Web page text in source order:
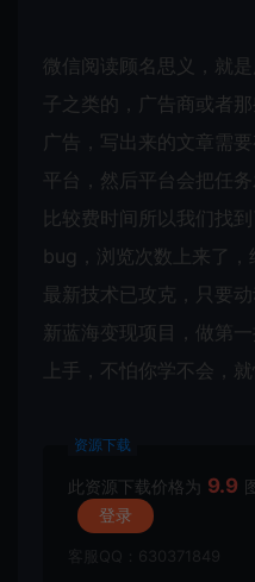
微信阅读顾名思义，就
子之类的，广告商或者
广告，写出来的文章需
平台，然后平台会把任
比较费时间所以我们找
bug，浏览次数上来了，
最新技术已攻克，只要
新蓝海变现项目，做第
上手，不怕你学不会，就
资源下载
此资源下载价格为 9.9
登录
客服QQ：630371849